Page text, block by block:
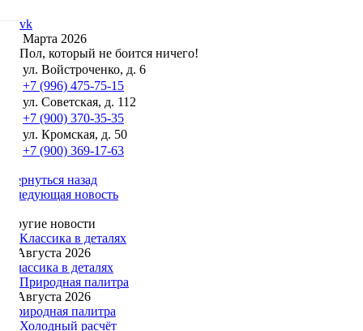
19 Марта 2026
ул. Войстроченко, д. 6
+7 (996) 475-75-15
ул. Советская, д. 112
+7 (900) 370-35-35
ул. Кромская, д. 50
+7 (900) 369-17-63
Вернуться назад
Следующая новость
Другие новости
1 Августа 2026
Классика в деталях
1 Августа 2026
Природная палитра